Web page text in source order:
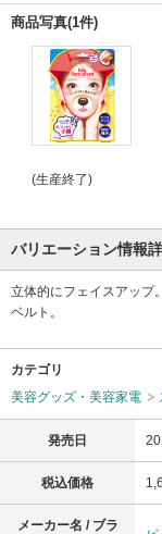
商品写真(1件)
(生産終了)
バリエーション情報
立体的にフェイスアップ
ベルト。
カテゴリ
美容グッズ・美容家電
発売日
税込価格
メーカー名 / ブラ